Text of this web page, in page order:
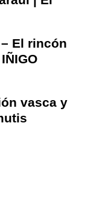
El rincón
vasca y